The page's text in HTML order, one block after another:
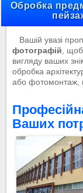
Обробка
Вашій увазі
фотографій, щоб
вигляду ваших
обробка
або фотомонтаж,
Ваших